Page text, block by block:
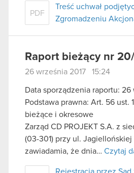
PDF
Treść uchwał
Zgromadzeniu
Raport bieżący nr
26 września 2017 15:24
Data sporządzenia raportu: 26
Podstawa prawna: Art. 56 ust.
bieżące i okresowe
Zarząd CD PROJEKT S.A. z
(03-301) przy ul. Jagiellońskiej
zawiadamia, że dnia… Czytaj
Rejestracja przez Sąd